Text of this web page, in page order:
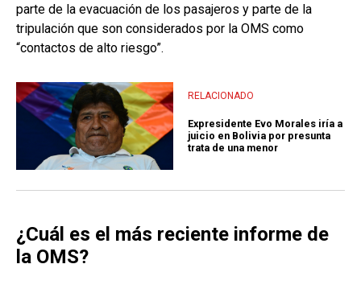
parte de la evacuación de los pasajeros y parte de la
tripulación que son considerados por la OMS como
“contactos de alto riesgo”.
RELACIONADO
Expresidente Evo Morales iría a
juicio en Bolivia por presunta
trata de una menor
¿Cuál es el más reciente informe de
la OMS?